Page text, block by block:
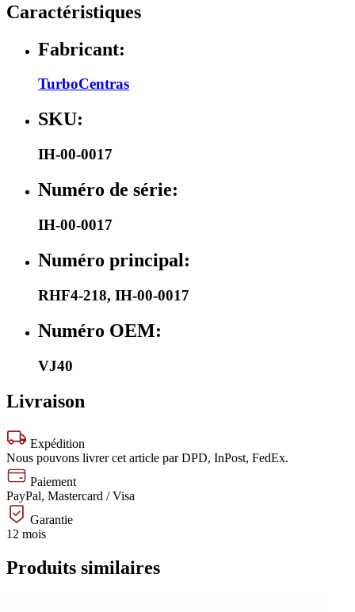
Caractéristiques
Fabricant:
TurboCentras
SKU:
IH-00-0017
Numéro de série:
IH-00-0017
Numéro principal:
RHF4-218, IH-00-0017
Numéro OEM:
VJ40
Livraison
Expédition
Nous pouvons livrer cet article par DPD, InPost, FedEx.
Paiement
PayPal, Mastercard / Visa
Garantie
12 mois
Produits similaires